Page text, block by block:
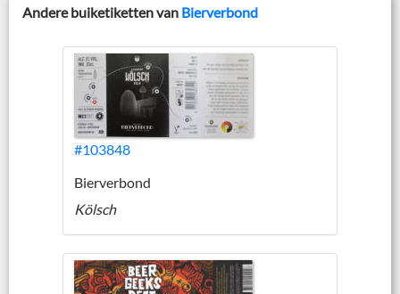
Andere buiketiketten van Bierverbond
#103848
Bierverbond
Kölsch